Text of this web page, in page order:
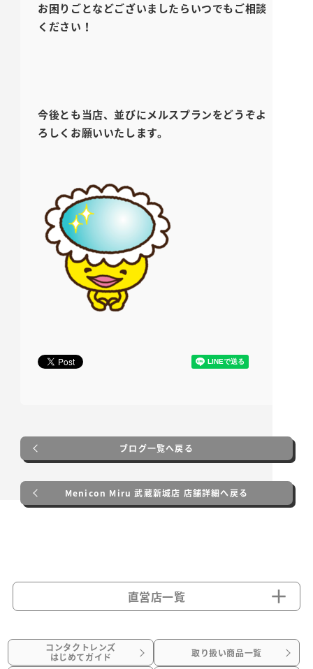
お困りごとなどございましたらいつでもご相談
ください！
今後とも当店、並びにメルスプランをどうぞよ
ろしくお願いいたします。
ブログ一覧へ戻る
Menicon Miru 武蔵新城店 店舗詳細へ戻る
直営店一覧
コンタクトレンズ
はじめてガイド 取り扱い商品一覧